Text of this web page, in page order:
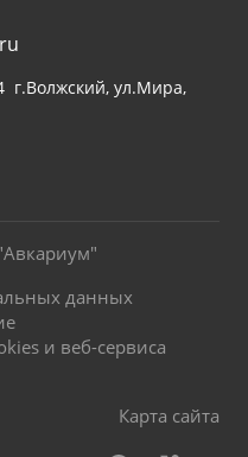
г.Волжский, ул.Мира,
данных
и веб-сервиса
Карта сайта